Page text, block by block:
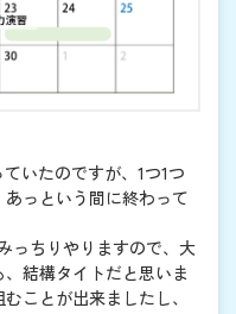
いたのですが、1つ1つ
っという間に終わって
っちりやりますので、大
結構タイトだと思いま
ことが出来ましたし、